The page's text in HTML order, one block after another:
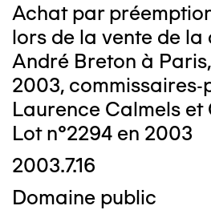
Achat par
lors de la vente de la
André Breton à
2003, commissaires-
Laurence Calmels et
Lot n°2294 en 2003
2003.7.16
Domaine public